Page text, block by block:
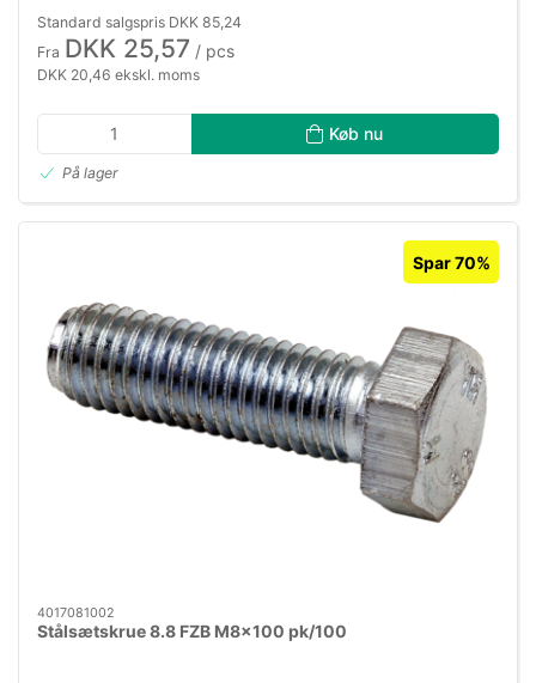
Standard salgspris DKK 85,24
Fra DKK 25,57 / pcs
DKK 20,46 ekskl. moms
Køb nu
På lager
Spar 70%
4017081002
Stålsætskrue 8.8 FZB M8×100 pk/100